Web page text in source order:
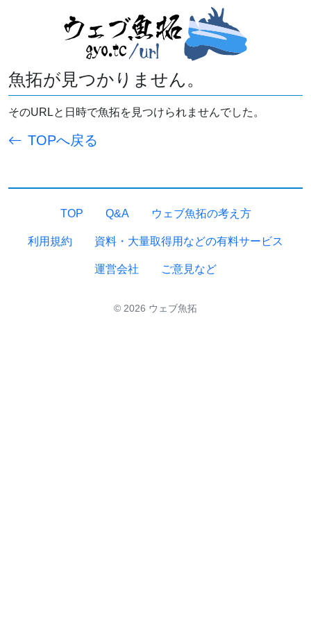
魚拓が見つかりません。
そのURLと日時で魚拓を見つけられませんでした。
TOPへ戻る
TOP Q&A ウェブ魚拓の考え方
利用規約 資料・大量取得用などの有料サービス
運営会社 ご意見など
© 2026 ウェブ魚拓